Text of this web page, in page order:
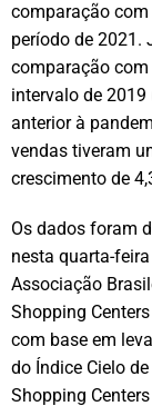
comparação
período de 2021.
comparação
intervalo de 2019
anterior à
vendas tiveram
crescimento de
Os dados foram
nesta quarta-
Associação
Shopping
com base em
do Índice Cielo
Shopping Centers